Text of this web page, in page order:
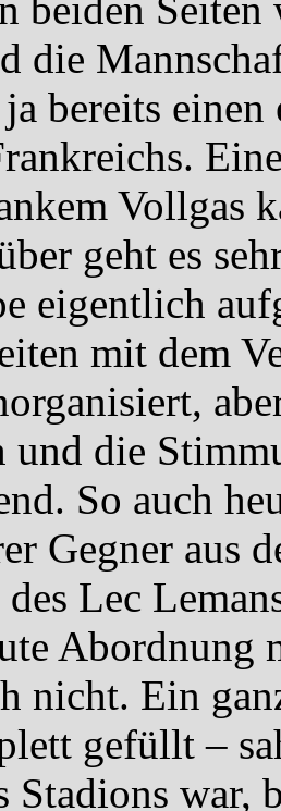
beiden
die
ja bereits
Vollgas
geht es
eigentlich
mit dem
und die
So auch
Gegner aus
Lec
Abordnung
nicht. Ein
gefüllt –
Stadions war,